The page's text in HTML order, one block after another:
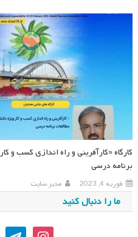
کارگاه «کارآفرینی و راه اندازی کسب و
برنامه درسی
فوریه 4, 2023 مدیر سایت
ما را دنبال کنید
instagram